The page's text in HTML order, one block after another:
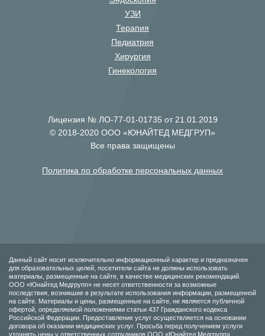
УЗИ
Терапия
Педиатрия
Хирургия
Гинекология
Лицензия № ЛО-77-01-01735 от 21.01.2019
© 2018-2020 ООО «ЮНАЙТЕД МЕДГРУП»
Все права защищены
Политика по обработке персональных данных
Данный сайт носит исключительно информационный характер и предназначен
для образовательных целей, посетители сайта не должны использовать
материалы, размещенные на сайте, в качестве медицинских рекомендаций.
ООО «Юнайтед Медгрупп» не несет ответственности за возможные
последствия, возникшие в результате использования информации, размещенной
на сайте. Материалы и цены, размещенные на сайте, не являются публичной
офертой, определяемой положениями статьи 437 Гражданского кодекса
Российской Федерации. Предоставление услуг осуществляется на основании
договора об оказании медицинских услуг. Просьба перед получением услуги
уточнять цены у ответственных сотрудников ООО «Юнайтед Медгрупп».